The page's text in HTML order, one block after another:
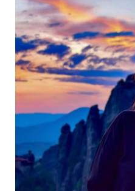
faci
în
Meteora,
Kalabaka
(Grecia)